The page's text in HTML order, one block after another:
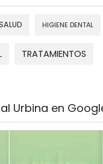
HIGIENE DENTAL
TRATAMIENTOS
Urbina en